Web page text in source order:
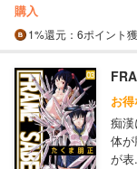
購入
1%還元 ：6ポイント
お
痴漢
体
が